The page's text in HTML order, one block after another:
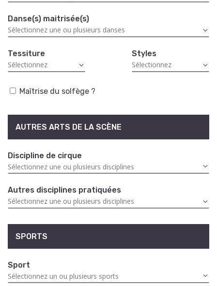
Danse(s) maitrisée(s)
Tessiture Styles
Maîtrise du solfège ?
AUTRES ARTS DE LA SCÈNE
Discipline de cirque
Autres disciplines pratiquées
SPORTS
Sport